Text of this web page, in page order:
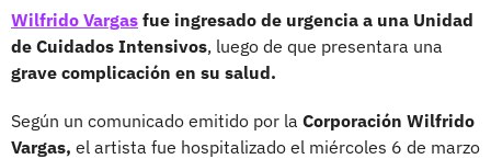
Wilfrido Vargas fue ingresado de urgencia a una Unidad
de Cuidados Intensivos, luego de que presentara una
grave complicación en su salud.
Según un comunicado emitido por la Corporación Wilfrido
Vargas, el artista fue hospitalizado el miércoles 6 de marzo